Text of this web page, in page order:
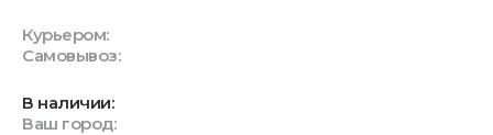
Курьером:
Самовывоз:
В наличии:
Ваш город: